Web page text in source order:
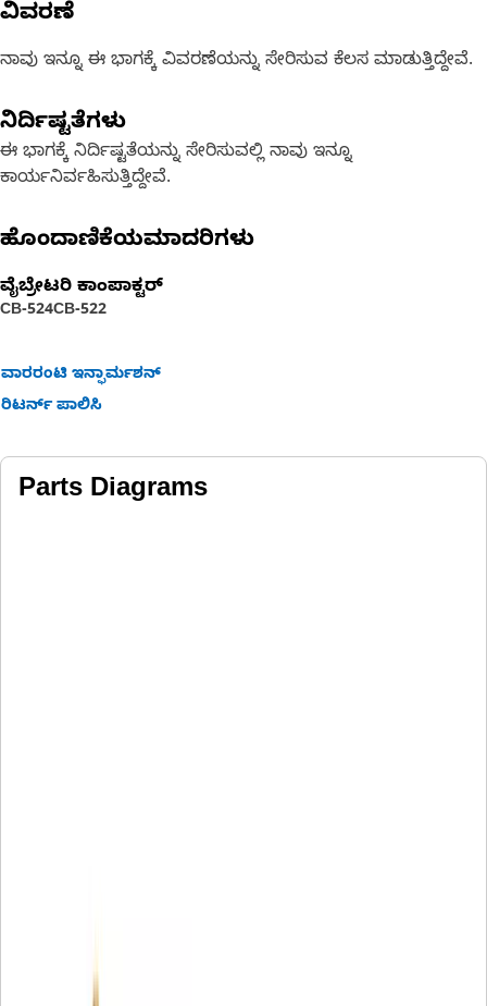
ವಿವರಣೆ
ನಾವು ಇನ್ನೂ ಈ ಭಾಗಕ್ಕೆ ವಿವರಣೆಯನ್ನು ಸೇರಿಸುವ ಕೆಲಸ ಮಾಡುತ್ತಿದ್ದೇವೆ.
ನಿರ್ದಿಷ್ಟತೆಗಳು
ಈ ಭಾಗಕ್ಕೆ ನಿರ್ದಿಷ್ಟತೆಯನ್ನು ಸೇರಿಸುವಲ್ಲಿ ನಾವು ಇನ್ನೂ
ಕಾರ್ಯನಿರ್ವಹಿಸುತ್ತಿದ್ದೇವೆ.
ಹೊಂದಾಣಿಕೆಯಮಾದರಿಗಳು
ವೈಬ್ರೇಟರಿ ಕಾಂಪಾಕ್ಟರ್‌
CB-524CB-522
ವಾರರಂಟಿ ಇನ್ಫಾರ್ಮಶನ್
ರಿಟರ್ನ್ ಪಾಲಿಸಿ
Parts Diagrams